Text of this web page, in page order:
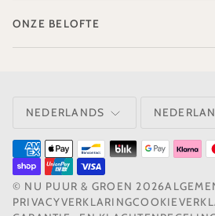
ONZE BELOFTE
NEDERLANDS
© NU PUUR & GROEN 2026
PRIVACYVERKLARING